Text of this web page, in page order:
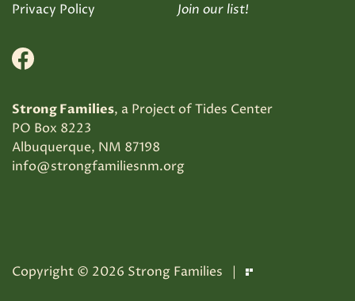
Privacy Policy Join our list!
Facebook
Strong Families, a Project of Tides Center
PO Box 8223
Albuquerque, NM 87198
info@strongfamiliesnm.org
Copyright © 2026 Strong Families |